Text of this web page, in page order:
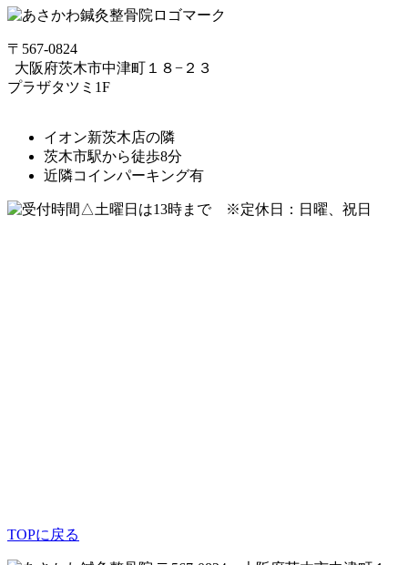
〒567-0824
⼤阪府茨⽊市中津町１８−２３
プラザタツミ1F
イオン新茨木店の隣
茨木市駅から徒歩8分
近隣コインパーキング有
△土曜日は13時まで ※定休日：日曜、祝日
TOPに戻る